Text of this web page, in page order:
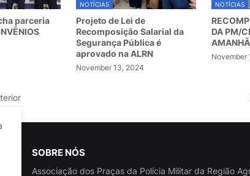
parceria
NOTÍCIAS
Projeto de Lei de
Recomposição Salarial da
Segurança Pública é
aprovado na ALRN
November 13, 2024
NOTÍCIAS
DA PM/
November
SOBRE NÓS
Associação dos Praças da Polícia Militar da Região